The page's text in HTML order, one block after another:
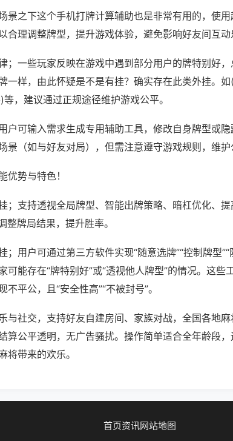
景之下这个手机打牌计算辅助也是非常有用的，使
合理调整牌型，提升游戏体验，避免影响好友间互动
；一些玩家反映在游戏中遇到部分用户的牌特别好
一样，由此怀疑是不是有挂？确实存在此类外挂。
，建议通过正规途径维护游戏公平。
户可输入需求生成专用辅助工具，修改自身牌型或
景（如与好友对局），但需注意遵守游戏规则，维护
优势与特色！
；支持透视全局牌型、智能出牌策略、暗杠优化、
整牌局结果，提升胜率。
；用户可通过第三方软件实现“随意选牌”“控制牌型
可能存在“牌特别好”或“透视他人牌型”的情况。这些
平公，且“安全性高”“不被封号”。
与社交，支持好友自建房间、家族对战，全国各地
算公平透明，无广告骚扰。操作简单适合全年龄段
将带来的欢乐。
首页资讯网站地图